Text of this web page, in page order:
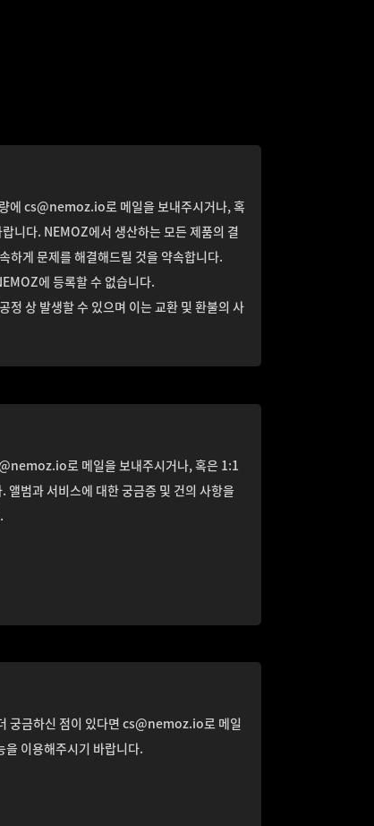
에 cs@nemoz.io로 메일을 보내주시거나, 혹
니다. NEMOZ에서 생산하는 모든 제품의 결
하게 문제를 해결해드릴 것을 약속합니다.
에 등록할 수 없습니다.
상 발생할 수 있으며 이는 교환 및 환불의 사
로 메일을 보내주시거나, 혹은 1:1
앨범과 서비스에 대한 궁금증 및 건의 사항을
궁금하신 점이 있다면 cs@nemoz.io로 메일
이용해주시기 바랍니다.